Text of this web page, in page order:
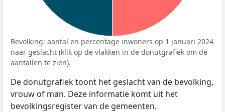
Bevolking: aantal en percentage inwoners op 1 januari 2024
naar geslacht (klik op de vlakken in de donutgrafiek om de
aantallen te zien).
De donutgrafiek toont het geslacht van de bevolking,
vrouw of man. Deze informatie komt uit het
bevolkingsregister van de gemeenten.